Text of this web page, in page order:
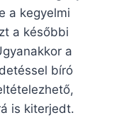
a kegyelmi
a későbbi
a
bíró
is kiterjedt.